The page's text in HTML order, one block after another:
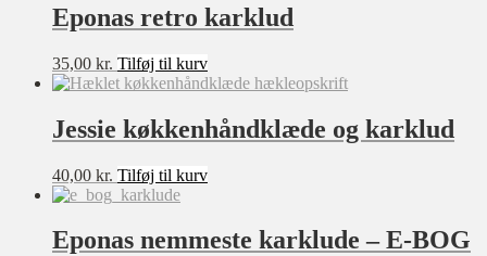
Bolig
Børn
Opskrift-pakker
Sværhedsgrad
★★★★★
Eponas retro karklud
35,00 kr. Tilføj til kurv
Jessie køkkenhåndklæde og karklud
40,00 kr. Tilføj til kurv
Eponas nemmeste karklude – E-BOG